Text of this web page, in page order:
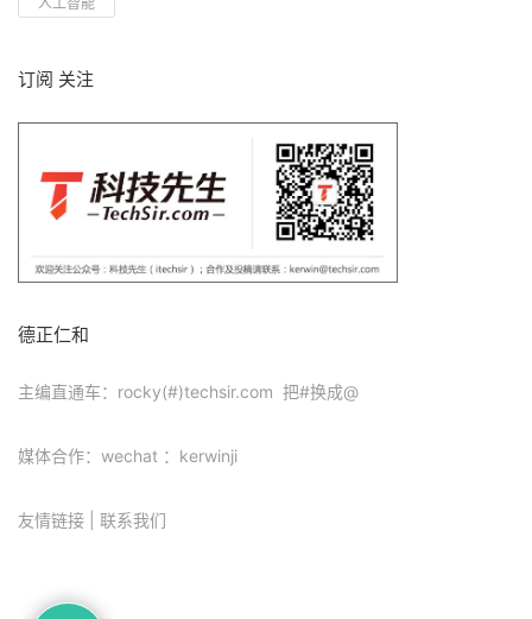
订阅 关注
德正仁和
主编直通车：rocky(#)techsir.com 把#换成@
媒体合作：wechat ：kerwinji
友情链接 联系我们